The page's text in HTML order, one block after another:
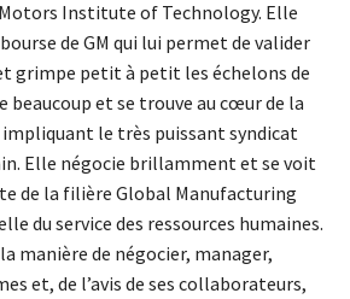
Institute of Technology. Elle
de GM qui lui permet de valider
grimpe petit à petit les échelons de
beaucoup et se trouve au cœur de la
impliquant le très puissant syndicat
Elle négocie brillamment et se voit
de la filière Global Manufacturing
du service des ressources humaines.
manière de négocier, manager,
et, de l’avis de ses collaborateurs,